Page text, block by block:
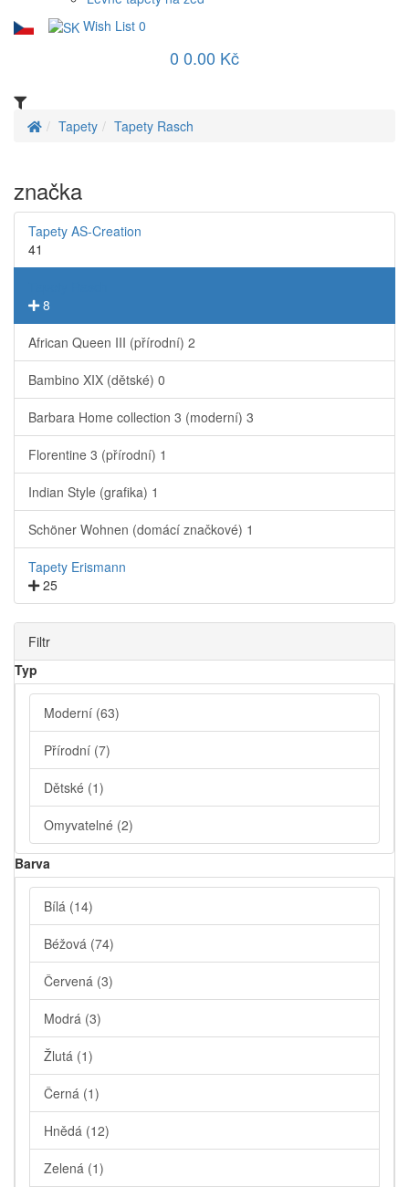
Wish List 0
0 0.00 Kč
Tapety Tapety Rasch
značka
Tapety AS-Creation
41
8
African Queen III (přírodní) 2
Bambino XIX (dětské) 0
Barbara Home collection 3 (moderní) 3
Florentine 3 (přírodní) 1
Indian Style (grafika) 1
Schöner Wohnen (domácí značkové) 1
Tapety Erismann
25
Filtr
Typ
Moderní (63)
Přírodní (7)
Dětské (1)
Omyvatelné (2)
Barva
Bílá (14)
Béžová (74)
Červená (3)
Modrá (3)
Žlutá (1)
Černá (1)
Hnědá (12)
Zelená (1)